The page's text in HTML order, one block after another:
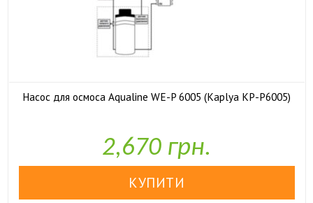
Насос для осмоса Aqualine WE-P 6005 (Kaplya KP-P6005)
2,670 грн.